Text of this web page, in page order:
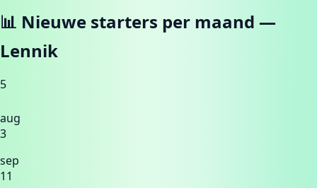
📊 Nieuwe starters per maand —
Lennik
5
aug
3
sep
11